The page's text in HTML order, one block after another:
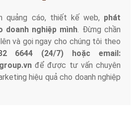
quảng cáo, thiết kế web, phát
doanh nghiệp mình. Đừng chần
và gọi ngay cho chúng tôi theo
6644 (24/7) hoặc email:
để được tư vấn chuyên
hiệu quả cho doanh nghiệp